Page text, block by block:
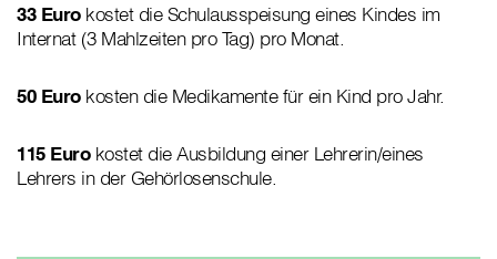
33 Eurokostet die Schulausspeisung eines Kindes im
Internat (3 Mahlzeiten pro Tag) pro Monat.
50 Euro kosten die Medikamente für ein Kind pro Jahr.
115 Eurokostet die Ausbildung einer Lehrerin/eines
Lehrers in der Gehörlosenschule.